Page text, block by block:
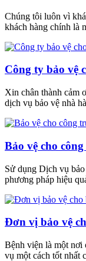
Chúng tôi luôn vì
khách hàng chính là
Công ty bảo vệ
Xin chân thành cảm
dịch vụ bảo vệ nhà
Bảo vệ cho
Sử dụng Dịch vụ
phương pháp hiệu
Đơn vị bảo vệ
Bệnh viện là một nơi
vụ một cách tốt nhất